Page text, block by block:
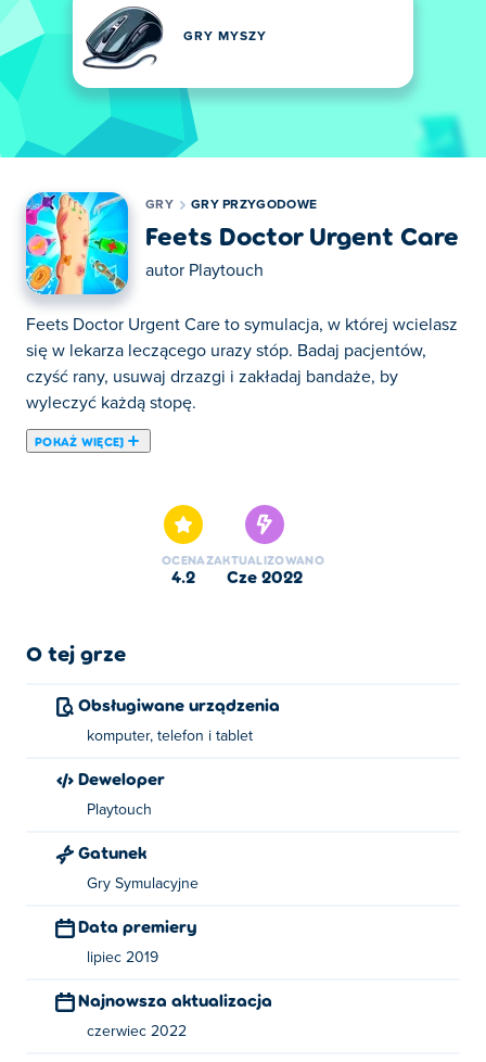
GRY MYSZY
GRY GRY PRZYGODOWE
Feets Doctor Urgent Care
autor Playtouch
Feets Doctor Urgent Care to symulacja, w której wcielasz
się w lekarza leczącego urazy stóp. Badaj pacjentów,
czyść rany, usuwaj drzazgi i zakładaj bandaże, by
wyleczyć każdą stopę.
POKAŻ WIĘCEJ
w kategorii: Gry Przygodowe.
OCENA
4.2
ZAKTUALIZOWANO
cze 2022
O tej grze
Obsługiwane urządzenia
komputer, telefon i tablet
Deweloper
Playtouch
Gatunek
Gry Symulacyjne
Data premiery
lipiec 2019
Najnowsza aktualizacja
czerwiec 2022